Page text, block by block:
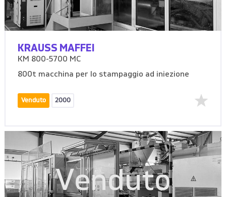
KRAUSS MAFFEI
KM 800-5700 MC
800t macchina per lo stampaggio ad iniezione
Venduto 2000
Venduto